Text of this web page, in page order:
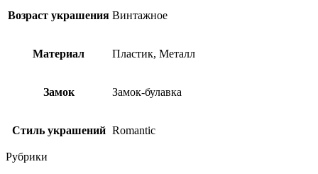
Возраст украшения Винтажное
Материал Пластик, Металл
Замок Замок-булавка
Стиль украшений Romantic
Рубрики